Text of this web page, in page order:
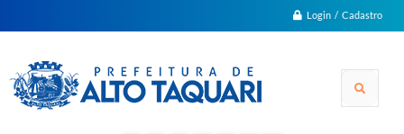
Login / Cadastro